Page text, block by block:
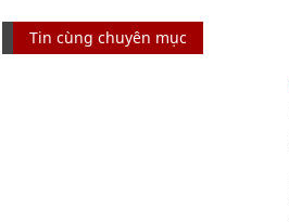
Tin cùng chuyên mục